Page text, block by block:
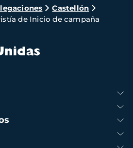
Castellón
de Inicio de campaña